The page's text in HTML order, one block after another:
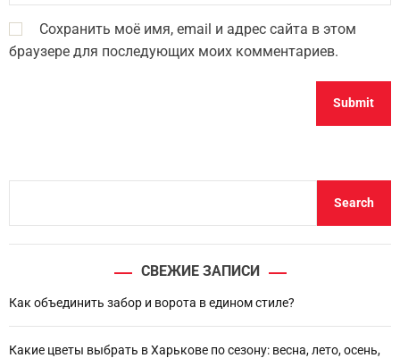
Сохранить моё имя, email и адрес сайта в этом
браузере для последующих моих комментариев.
h
Search
СВЕЖИЕ ЗАПИСИ
Как объединить забор и ворота в едином стиле?
Какие цветы выбрать в Харькове по сезону: весна, лето, осень,